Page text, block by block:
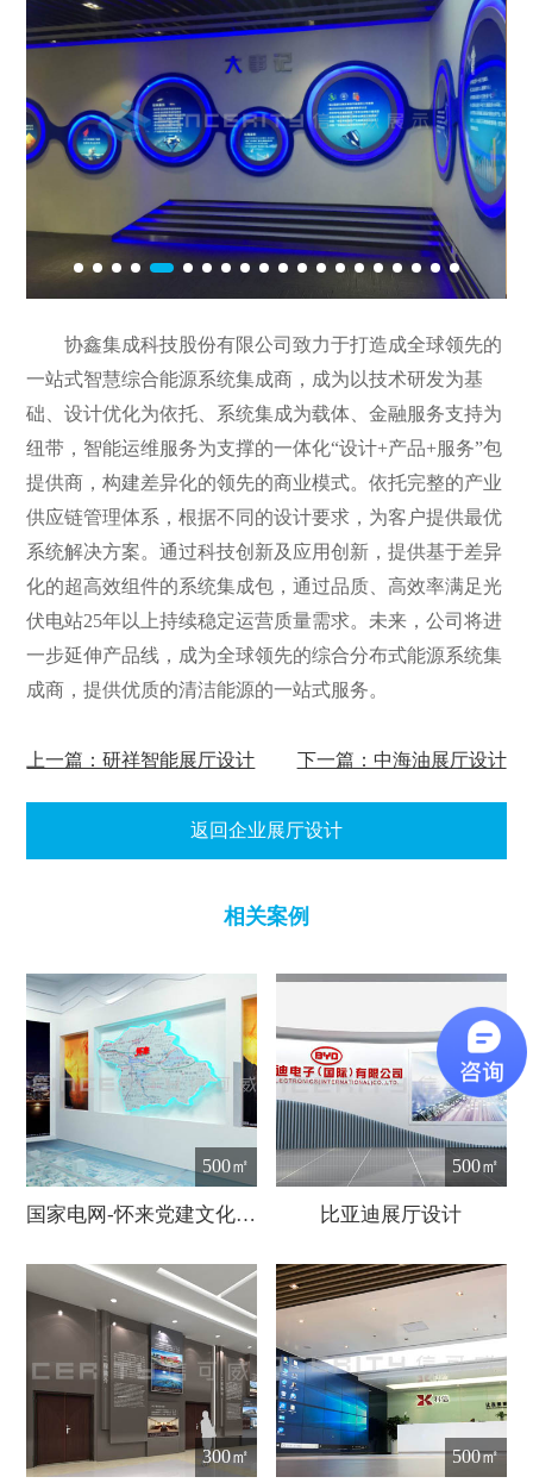
协鑫集成科技股份有限公司致力于打造成全球领先的
一站式智慧综合能源系统集成商，成为以技术研发为基
础、设计优化为依托、系统集成为载体、金融服务支持为
纽带，智能运维服务为支撑的一体化“设计+产品+服务”包
提供商，构建差异化的领先的商业模式。依托完整的产业
供应链管理体系，根据不同的设计要求，为客户提供最优
系统解决方案。通过科技创新及应用创新，提供基于差异
化的超高效组件的系统集成包，通过品质、高效率满足光
伏电站25年以上持续稳定运营质量需求。未来，公司将进
一步延伸产品线，成为全球领先的综合分布式能源系统集
成商，提供优质的清洁能源的一站式服务。
上一篇：研祥智能展厅设计 下一篇：中海油展厅设计
返回企业展厅设计
相关案例
500㎡
国家电网-怀来党建文化展厅设计
500㎡
比亚迪展厅设计
300㎡ 500㎡